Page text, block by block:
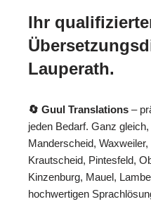
Ihr
Lauperath.
🔄 Guul Translations –
jeden Bedarf. Ganz
Manderscheid,
Krautscheid, Pintesfeld,
Kinzenburg, Mauel,
hochwertigen